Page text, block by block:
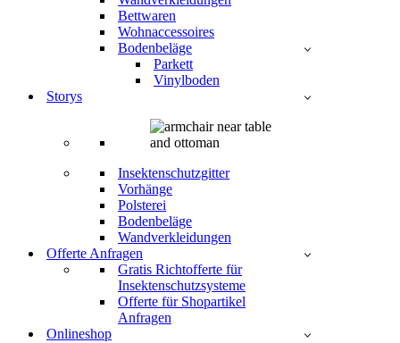
Bettwaren
Wohnaccessoires
Bodenbeläge
Parkett
Vinylboden
Storys
Insektenschutzgitter
Vorhänge
Polsterei
Bodenbeläge
Wandverkleidungen
Offerte Anfragen
Gratis Richtofferte für
Insektenschutzsysteme
Offerte für Shopartikel
Anfragen
Onlineshop